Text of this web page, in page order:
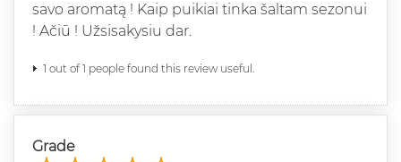
savo aromatą ! Kaip puikiai tinka šaltam sezonui
! Ačiū ! Užsisakysiu dar.
1 out of 1 people found this review useful.
Grade